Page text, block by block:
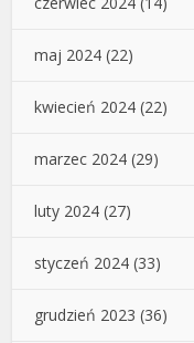
maj 2024 (22)
kwiecień 2024 (22)
marzec 2024 (29)
luty 2024 (27)
styczeń 2024 (33)
grudzień 2023 (36)